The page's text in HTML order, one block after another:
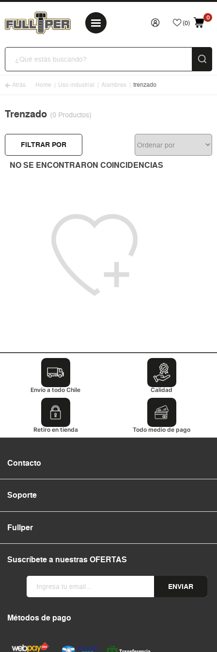
(0)
0
Atrás Home Uso industrial Alambres trenzado
Trenzado (0 Productos)
FILTRAR POR
NO SE ENCONTRARON COINCIDENCIAS
Envío a todo Chile Calidad
Retiro en tienda Todo medio de pago
Contacto
Soporte
Fullper
Suscríbete a nuestras OFERTAS
ENVIAR
Métodos de pago